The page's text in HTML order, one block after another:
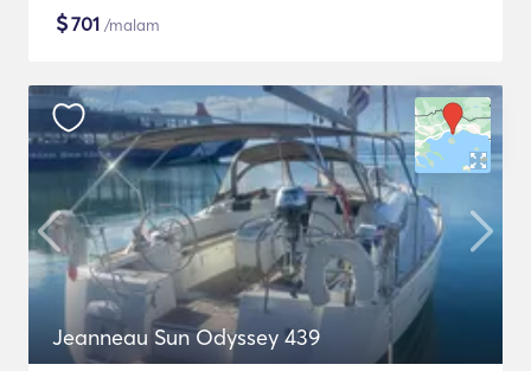
$701 /malam
Jeanneau Sun Odyssey 439